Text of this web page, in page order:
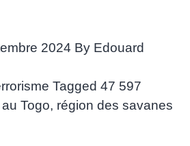
2024 By Edouard
Tagged 47 597
Togo, région des savanes